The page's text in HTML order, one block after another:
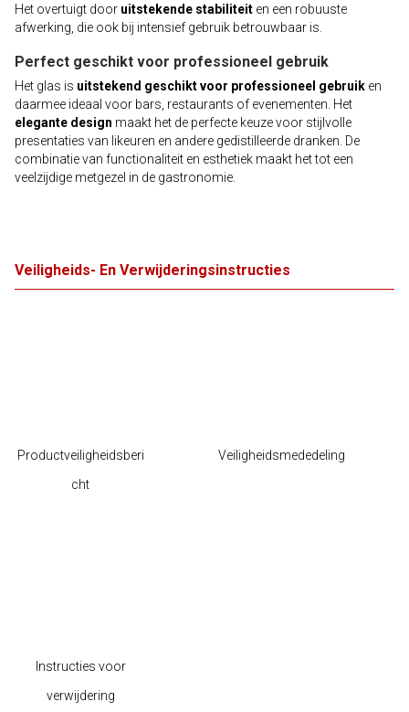
Het overtuigt door uitstekende stabiliteit en een robuuste
afwerking, die ook bij intensief gebruik betrouwbaar is.
Perfect geschikt voor professioneel gebruik
Het glas is uitstekend geschikt voor professioneel gebruik en
daarmee ideaal voor bars, restaurants of evenementen. Het
elegante design maakt het de perfecte keuze voor stijlvolle
presentaties van likeuren en andere gedistilleerde dranken. De
combinatie van functionaliteit en esthetiek maakt het tot een
veelzijdige metgezel in de gastronomie.
Veiligheids- En Verwijderingsinstructies
Productveiligheidsberi
cht
Veiligheidsmededeling
Instructies voor
verwijdering